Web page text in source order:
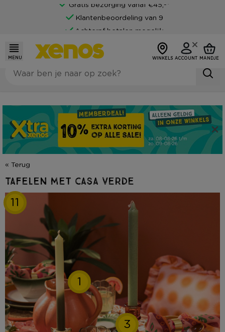
Gratis bezorging vanaf €45,-*
Klantenbeoordeling van 9
Achteraf betalen mogelijk
MENU WINKELS ACCOUNT MANDJE
« Terug
Tafelen met casa verde
1
3
11